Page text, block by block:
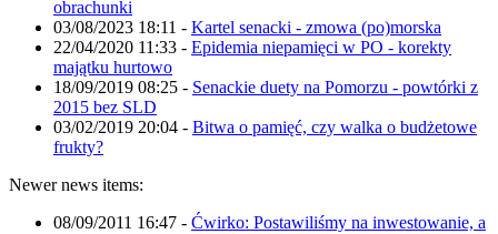
obrachunki
03/08/2023 18:11 - Kartel senacki - zmowa (po)morska
22/04/2020 11:33 - Epidemia niepamięci w PO - korekty
majątku hurtowo
18/09/2019 08:25 - Senackie duety na Pomorzu - powtórki z
2015 bez SLD
03/02/2019 20:04 - Bitwa o pamięć, czy walka o budżetowe
frukty?
Newer news items:
08/09/2011 16:47 - Ćwirko: Postawiliśmy na inwestowanie, a